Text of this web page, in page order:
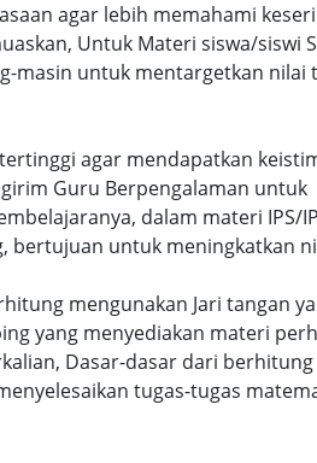
agar lebih memahami
Untuk Materi siswa/siswi
masin untuk mentargetkan nilai
agar mendapatkan
Guru Berpengalaman untuk
dalam materi IPS/
bertujuan untuk meningkatkan
mengunakan Jari tangan
yang menyediakan materi
Dasar-dasar dari
tugas-tugas